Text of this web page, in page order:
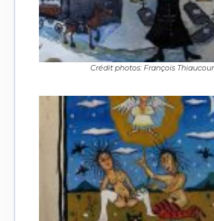
Crédit photos: François